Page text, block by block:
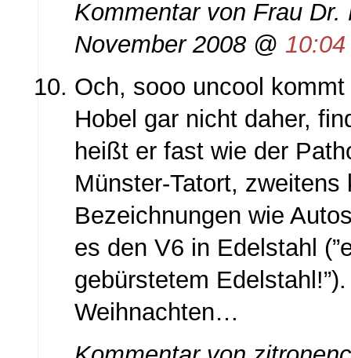
Kommentar von Frau
November 2008 @
Och, sooo uncool
Hobel gar nicht daher,
heißt er fast wie der
Münster-Tatort,
Bezeichnungen wie
es den V6 in Edelstahl
gebürstetem
Weihnachten…